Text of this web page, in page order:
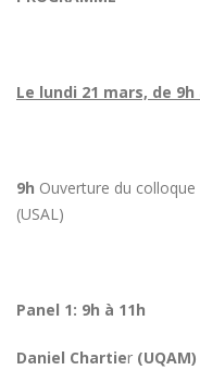
Le lundi 21 mars, de 9h
9h Ouverture du
(USAL)
Panel 1: 9h à 11h
Daniel Chartier (UQAM)